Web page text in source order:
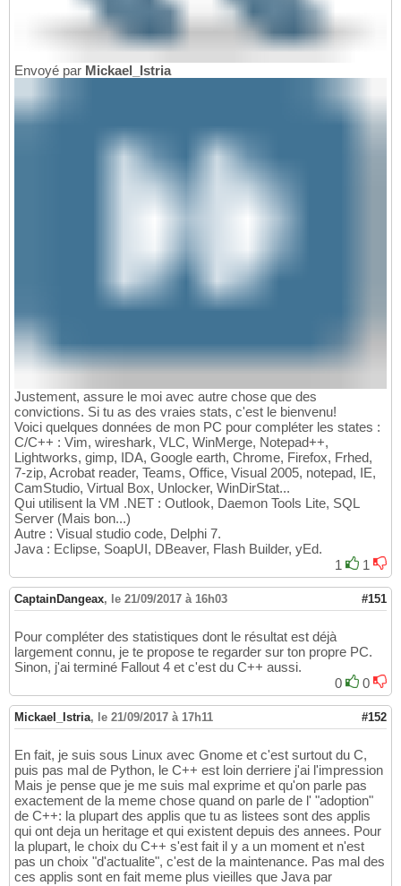
Envoyé par Mickael_Istria
Justement, assure le moi avec autre chose que des
convictions. Si tu as des vraies stats, c'est le bienvenu!
Voici quelques données de mon PC pour compléter les states :
C/C++ : Vim, wireshark, VLC, WinMerge, Notepad++,
Lightworks, gimp, IDA, Google earth, Chrome, Firefox, Frhed,
7-zip, Acrobat reader, Teams, Office, Visual 2005, notepad, IE,
CamStudio, Virtual Box, Unlocker, WinDirStat...
Qui utilisent la VM .NET : Outlook, Daemon Tools Lite, SQL
Server (Mais bon...)
Autre : Visual studio code, Delphi 7.
Java : Eclipse, SoapUI, DBeaver, Flash Builder, yEd.
1
1
CaptainDangeax, le 21/09/2017 à 16h03 #151
Pour compléter des statistiques dont le résultat est déjà
largement connu, je te propose te regarder sur ton propre PC.
Sinon, j'ai terminé Fallout 4 et c'est du C++ aussi.
0
0
Mickael_Istria, le 21/09/2017 à 17h11 #152
En fait, je suis sous Linux avec Gnome et c'est surtout du C,
puis pas mal de Python, le C++ est loin derriere j'ai l'impression
Mais je pense que je me suis mal exprime et qu'on parle pas
exactement de la meme chose quand on parle de l' "adoption"
de C++: la plupart des applis que tu as listees sont des applis
qui ont deja un heritage et qui existent depuis des annees. Pour
la plupart, le choix du C++ s'est fait il y a un moment et n'est
pas un choix "d'actualite", c'est de la maintenance. Pas mal des
ces applis sont en fait meme plus vieilles que Java par